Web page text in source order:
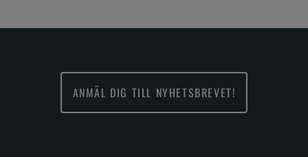
ANMÄL DIG TILL NYHETSBREVET!